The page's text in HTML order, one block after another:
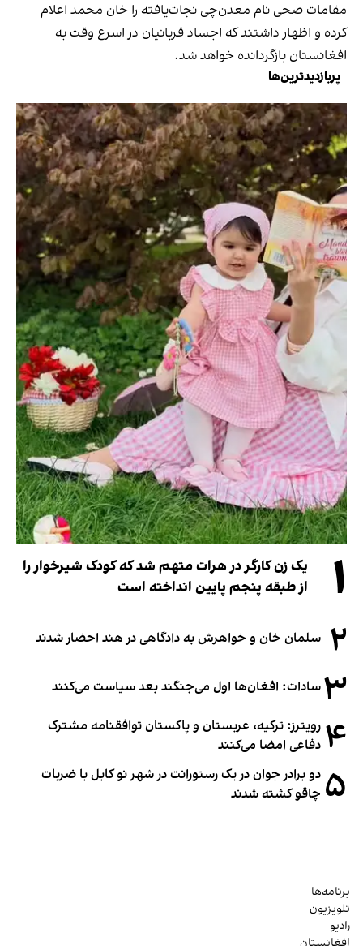
مقامات صحی نام معدن‌چی نجات‌یافته را خان محمد اعلام
کرده و اظهار داشتند که اجساد قربانیان در اسرع وقت به
افغانستان بازگردانده خواهد شد.
پربازدیدترین‌ها
۱
یک زن کارگر در هرات متهم شد که کودک شیرخوار را
از طبقه پنجم پایین انداخته است
۲ سلمان خان و خواهرش به دادگاهی در هند احضار شدند
۳سادات: افغان‌ها اول می‌جنگند بعد سیاست می‌کنند
۴ رویترز: ترکیه، عربستان و پاکستان توافقنامه مشترک
دفاعی امضا می‌کنند
۵ دو برادر جوان در یک رستورانت در شهر نو کابل با ضربات
چاقو کشته شدند
برنامه‌ها
تلویزیون
رادیو